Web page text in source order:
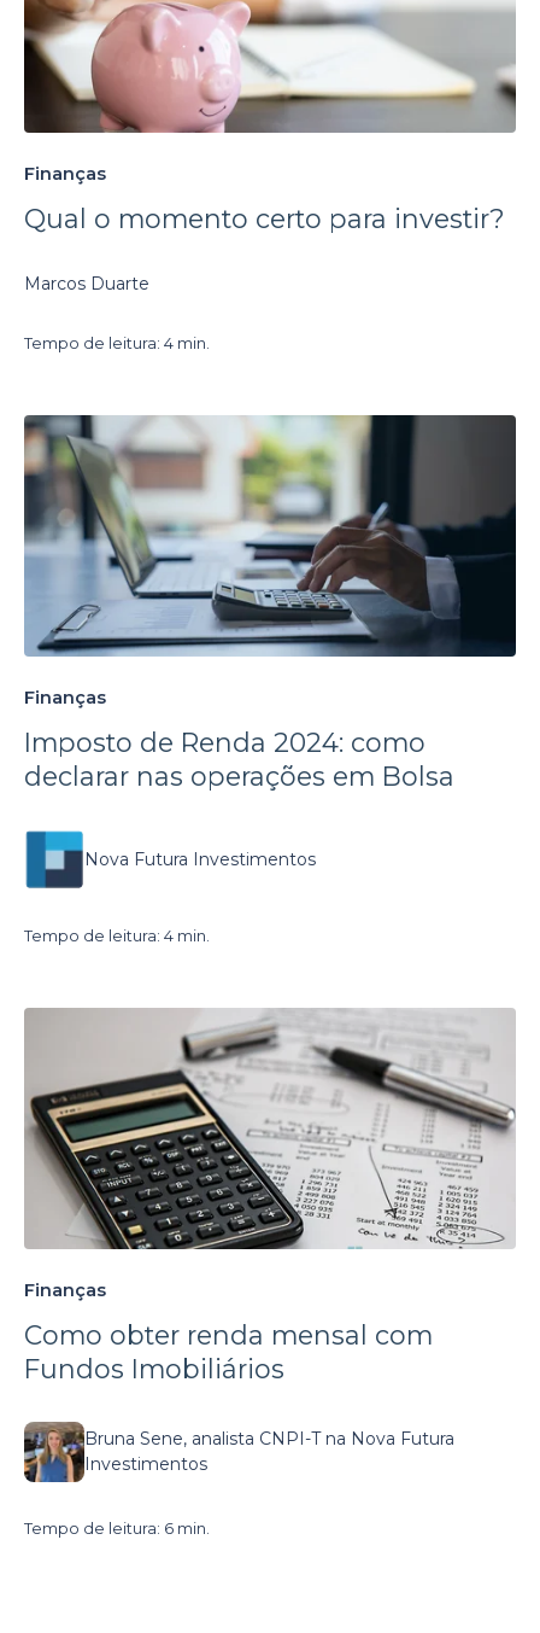
Finanças
Qual o momento certo para investir?
Marcos Duarte
Tempo de leitura: 4 min.
Finanças
Imposto de Renda 2024: como
declarar nas operações em Bolsa
Nova Futura Investimentos
Tempo de leitura: 4 min.
Finanças
Como obter renda mensal com
Fundos Imobiliários
Bruna Sene, analista CNPI-T na Nova Futura
Investimentos
Tempo de leitura: 6 min.